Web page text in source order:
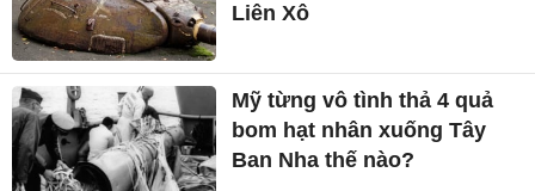
Liên Xô
Mỹ từng vô tình thả 4 quả
bom hạt nhân xuống Tây
Ban Nha thế nào?